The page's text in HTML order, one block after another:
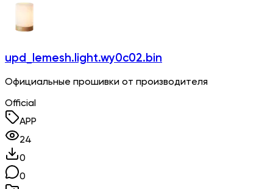
upd_lemesh.light.wy0c02.bin
Официальные прошивки от производителя
Official
APP
24
0
0